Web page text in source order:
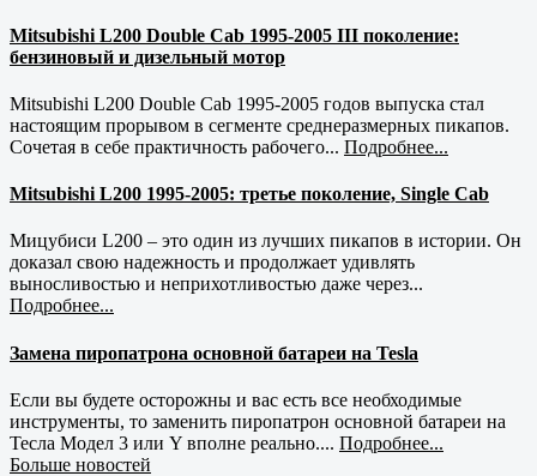
Mitsubishi L200 Double Cab 1995-2005 III поколение:
бензиновый и дизельный мотор
Mitsubishi L200 Double Cab 1995-2005 годов выпуска стал
настоящим прорывом в сегменте среднеразмерных пикапов.
Сочетая в себе практичность рабочего... Подробнее...
Mitsubishi L200 1995-2005: третье поколение, Single Cab
Мицубиси L200 – это один из лучших пикапов в истории. Он
доказал свою надежность и продолжает удивлять
выносливостью и неприхотливостью даже через...
Подробнее...
Замена пиропатрона основной батареи на Tesla
Если вы будете осторожны и вас есть все необходимые
инструменты, то заменить пиропатрон основной батареи на
Тесла Модел 3 или Y вполне реально.... Подробнее...
Больше новостей